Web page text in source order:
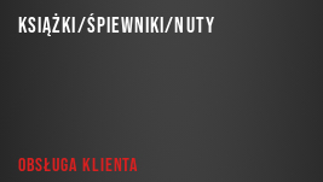
Książki/Śpiewniki/Nuty
Obsługa klienta